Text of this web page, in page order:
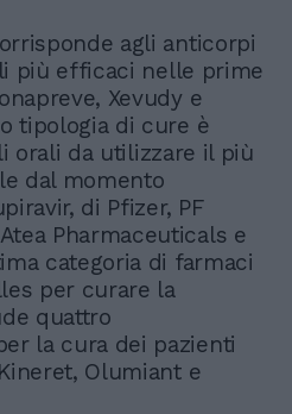
agli anticorpi
più efficaci nelle prime
Xevudy e
tipologia di cure è
orali da utilizzare il più
dal momento
di Pfizer, PF
Pharmaceuticals e
categoria di farmaci
per curare la
quattro
la cura dei pazienti
Olumiant e